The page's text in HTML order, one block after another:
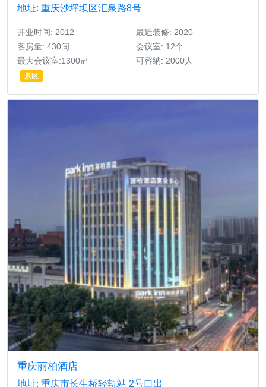
地址: 重庆沙坪坝区汇泉路8号
开业时间: 2012
最近装修: 2020
客房量: 430间
会议室: 12个
最大会议室:1300㎡
可容纳: 2000人
景区
重庆丽柏酒店
地址: 重庆市长生桥轻轨站 2号口出